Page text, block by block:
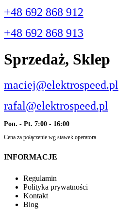
+48 692 868 912
+48 692 868 913
Sprzedaż, Sklep
maciej@elektrospeed.pl
rafal@elektrospeed.pl
Pon. - Pt. 7:00 - 16:00
Cena za połączenie wg stawek operatora.
INFORMACJE
Regulamin
Polityka prywatności
Kontakt
Blog